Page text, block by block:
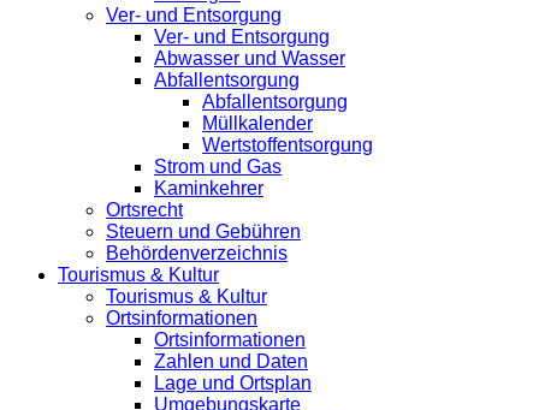
Ver- und Entsorgung
Ver- und Entsorgung
Abwasser und Wasser
Abfallentsorgung
Abfallentsorgung
Müllkalender
Wertstoffentsorgung
Strom und Gas
Kaminkehrer
Ortsrecht
Steuern und Gebühren
Behördenverzeichnis
Tourismus & Kultur
Tourismus & Kultur
Ortsinformationen
Ortsinformationen
Zahlen und Daten
Lage und Ortsplan
Umgebungskarte